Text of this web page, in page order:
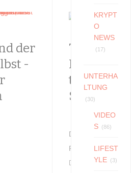
der
-
Trauma
Sicht
December 14,
Published in
KRYPT
O
NEWS
(17)
UNTERHA
LTUNG
(30)
VIDEO
S
(86)
LIFEST
YLE
(3)